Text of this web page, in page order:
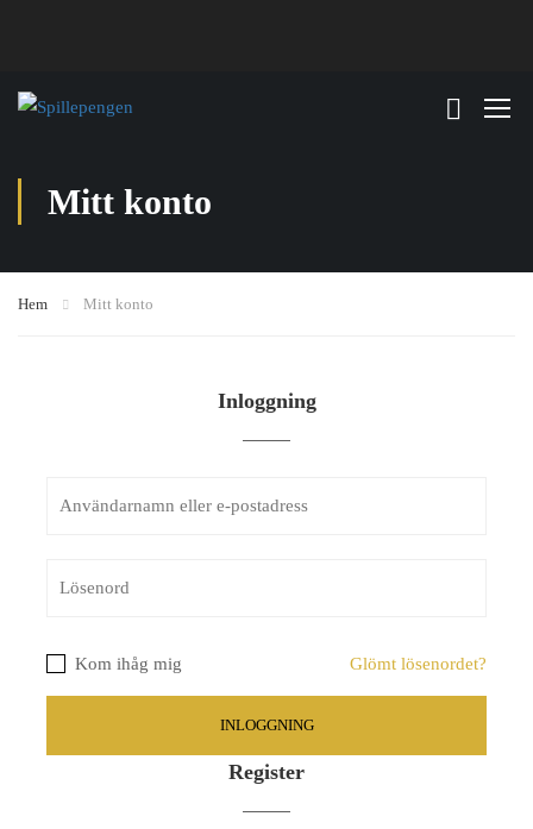
Mitt konto
Hem Mitt konto
Inloggning
Kom ihåg mig Glömt lösenordet?
Register